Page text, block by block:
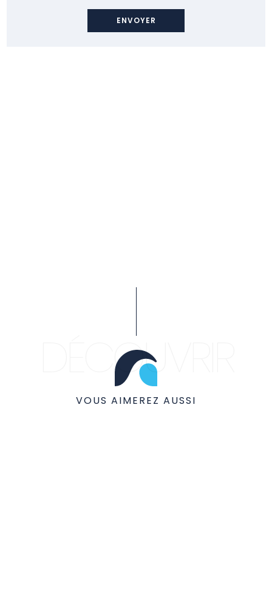
VOUS AIMEREZ AUSSI
DÉCOUVRIR